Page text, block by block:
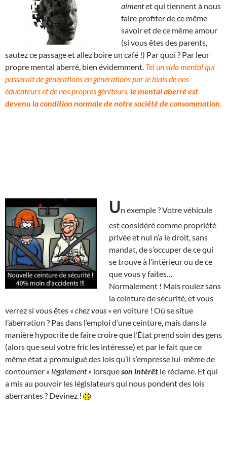
aimentet qui tiennent à nous
faire profiter de ce même
savoir et de ce même amour
(si vous êtes des parents,
sautez ce passage et allez boire un café !) Par quoi ? Par leur
propre mental aberré, bien évidemment. Tel un sida mental qui
passerait de générations en générations par le biais de nos
éducateurs et de nos propres géniteurs, le mental aberré est
devenu la condition normale de notre société de consommation
Un exemple ? Votre véhicule
est considéré comme propriété
privée et nul n’a le droit, sans
mandat, de s’occuper de ce qui
se trouve à l’intérieur ou de ce
que vous y faites…
Normalement ! Mais roulez sans
la ceinture de sécurité, et vous
verrez si vous êtes « chez vous » en voiture ! Où se situe
l’aberration ? Pas dans l’emploi d’une ceinture, mais dans la
manière hypocrite de faire croire que l’État prend soin des gens
(alors que seul votre fric les intéresse) et par le fait que ce
même état a promulgué des lois qu’il s’empresse lui-même de
contourner « légalement » lorsqueson intérêt le réclame. Et qui
a mis au pouvoir les législateurs qui nous pondent des lois
aberrantes ? Devinez !